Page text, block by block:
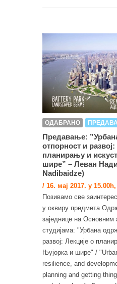
ОДАБРАНО
Предавање:
отпорност и
планирању и
шире” – Леван
Nadibaidze)
/ 16. мај 2017. у
Позивамо све
у оквиру предмета
заједнице на Основним
студијама: "Урбана
развој: Лекције о
Њујорка и шире" /
resilience, and
planning and getting